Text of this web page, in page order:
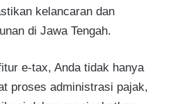
kelancaran dan
di Jawa Tengah.
e-tax, Anda tidak hanya
proses administrasi pajak,